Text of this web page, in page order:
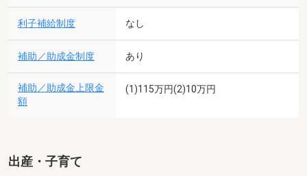
利子補給制度 なし
補助／助成金制度 あり
補助／助成金上限金
額
(1)115万円(2)10万円
出産・子育て